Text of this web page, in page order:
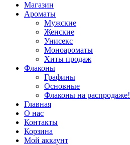
Магазин
Ароматы
Мужские
Женские
Унисекс
Моноароматы
Хиты продаж
Флаконы
Графины
Основные
Флаконы на распродаже!
Главная
О нас
Контакты
Корзина
Мой аккаунт